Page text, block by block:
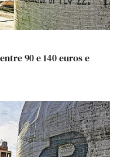
90 e 140 euros e